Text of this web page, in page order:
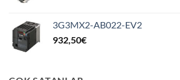
3G3MX2-AB022-EV2
932,50€